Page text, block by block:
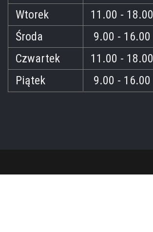
Wtorek
11.00 - 18.00
Środa
9.00 - 16.00
Czwartek
11.00 - 18.00
Piątek
9.00 - 16.00